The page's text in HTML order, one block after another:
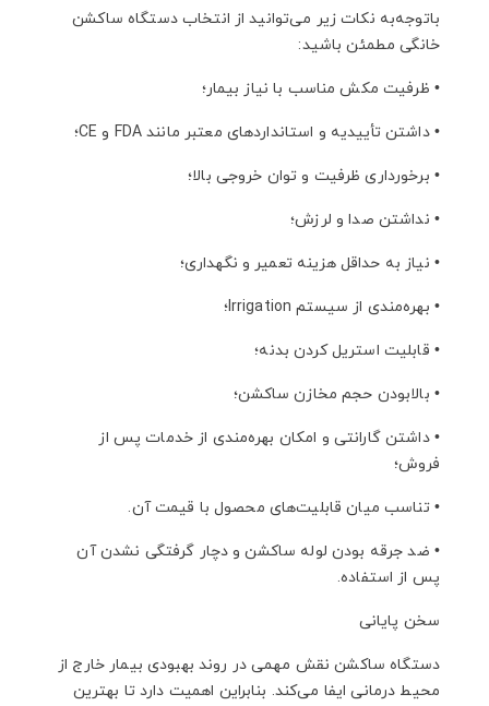
باتوجه‌به نکات زیر می‌توانید از انتخاب دستگاه ساکشن
خانگی مطمئن باشید:
• ظرفیت مکش مناسب با نیاز بیمار؛
• داشتن تأییدیه و استانداردهای معتبر مانند FDA و CE؛
• برخورداری ظرفیت و توان خروجی بالا؛
• نداشتن صدا و لرزش؛
• نیاز به حداقل هزینه تعمیر و نگهداری؛
• بهره‌مندی از سیستم Irrigation؛
• قابلیت استریل کردن بدنه؛
• بالابودن حجم مخازن ساکشن؛
• داشتن گارانتی و امکان بهره‌مندی از خدمات پس از
فروش؛
• تناسب میان قابلیت‌های محصول با قیمت آن.
• ضد جرقه بودن لوله ساکشن و دچار گرفتگی نشدن آن
پس از استفاده.
سخن پایانی
دستگاه ساکشن نقش مهمی در روند بهبودی بیمار خارج از
محیط درمانی ایفا می‌کند. بنابراین اهمیت دارد تا بهترین